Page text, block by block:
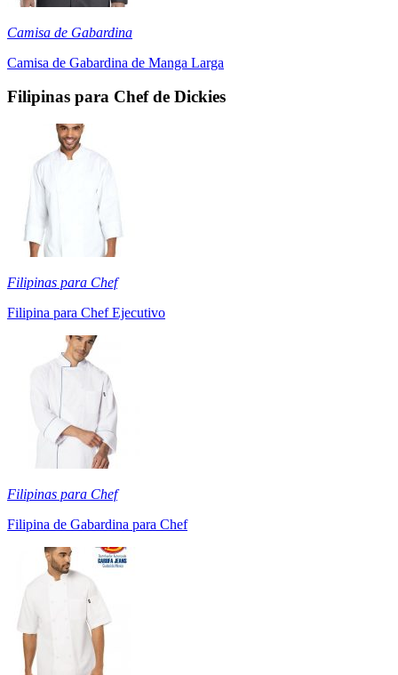
Camisa de Gabardina
Camisa de Gabardina de Manga Larga
Filipinas para Chef de Dickies
Filipinas para Chef
Filipina para Chef Ejecutivo
Filipinas para Chef
Filipina de Gabardina para Chef